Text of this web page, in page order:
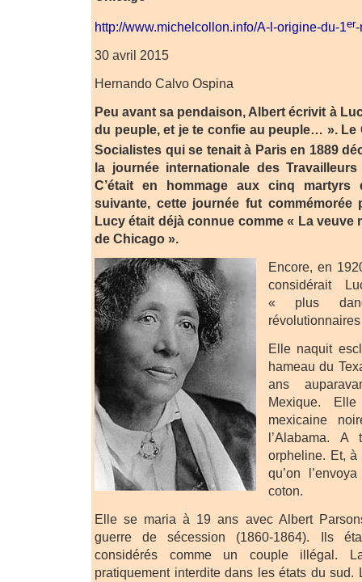
http://www.michelcollon.info/A-l-origine-du-1er-
30 avril 2015
Hernando Calvo Ospina
Peu avant sa pendaison, Albert écrivit à
du peuple, et je te confie au peuple… ». Le
Socialistes qui se tenait à Paris en 1889
la journée internationale des
C’était en hommage aux cinq martyrs
suivante, cette journée fut commémorée
Lucy était déjà connue comme « La veuve
de Chicago ».
Encore, en
considérait
« plus
Elle naquit
hameau du
ans
Mexique.
mexicaine
l’Alabama.
orpheline. Et,
qu’on
coton.
Elle se maria à 19 ans avec Albert
guerre de sécession (1860-1864). Ils
considérés comme un couple illégal.
pratiquement interdite dans les états du